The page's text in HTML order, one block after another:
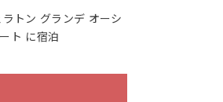
ラトン グランデ オーシ
ト に宿泊